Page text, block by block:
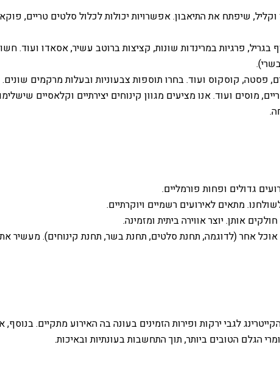
שיפתח את התיאבון. אפשרויות יכולות לכלול סלטים טריים,
פרגיות במרינדות שונות, קציצות ברוטב עשיר, אסאדו ועוד.
פסטה, קוסקוס ועוד. בחרו תוספות צבעוניות ובעלות מרקמים שונים.
מוסים ועוד. אנו מציעים מגוון קינוחים יצירתיים וקלאסיים
גדולים ופחות פורמליים.
מתאים לאירועים רשמיים ויוקרתיים.
אותן. יוצר אווירה ביתית ומזמינה.
אחר (לדוגמה, תחנת סלטים, תחנת בשר, תחנת קינוחים). מעשיר את
לגבי ירקות ופירות הזמינים בעונה בה האירוע מתקיים.
הגלם הטובים ביותר, תוך התחשבות בעונתיות ובאיכות.